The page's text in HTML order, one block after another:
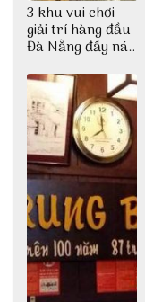
3 khu vui chơi
giải trí hàng đầu
Đà Nẵng đầy náo
nhiệt